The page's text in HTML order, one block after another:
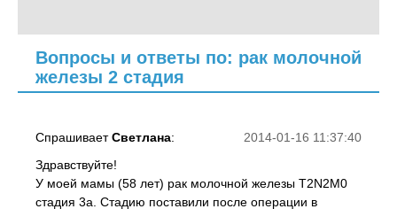
Вопросы и ответы по: рак молочной
железы 2 стадия
2014-01-16 11:37:40
СпрашиваетСветлана:
Здравствуйте!
У моей мамы (58 лет) рак молочной железы T2N2M0
стадия 3а. Стадию поставили после операции в